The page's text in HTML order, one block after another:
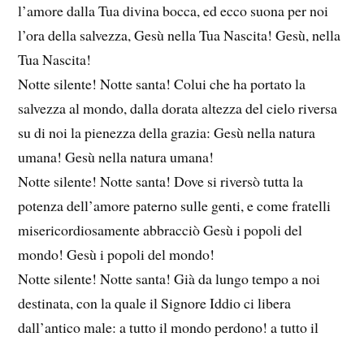
l’amore dalla Tua divina bocca, ed ecco suona per noi
l’ora della salvezza, Gesù nella Tua Nascita! Gesù, nella
Tua Nascita!
Notte silente! Notte santa! Colui che ha portato la
salvezza al mondo, dalla dorata altezza del cielo riversa
su di noi la pienezza della grazia: Gesù nella natura
umana! Gesù nella natura umana!
Notte silente! Notte santa! Dove si riversò tutta la
potenza dell’amore paterno sulle genti, e come fratelli
misericordiosamente abbracciò Gesù i popoli del
mondo! Gesù i popoli del mondo!
Notte silente! Notte santa! Già da lungo tempo a noi
destinata, con la quale il Signore Iddio ci libera
dall’antico male: a tutto il mondo perdono! a tutto il